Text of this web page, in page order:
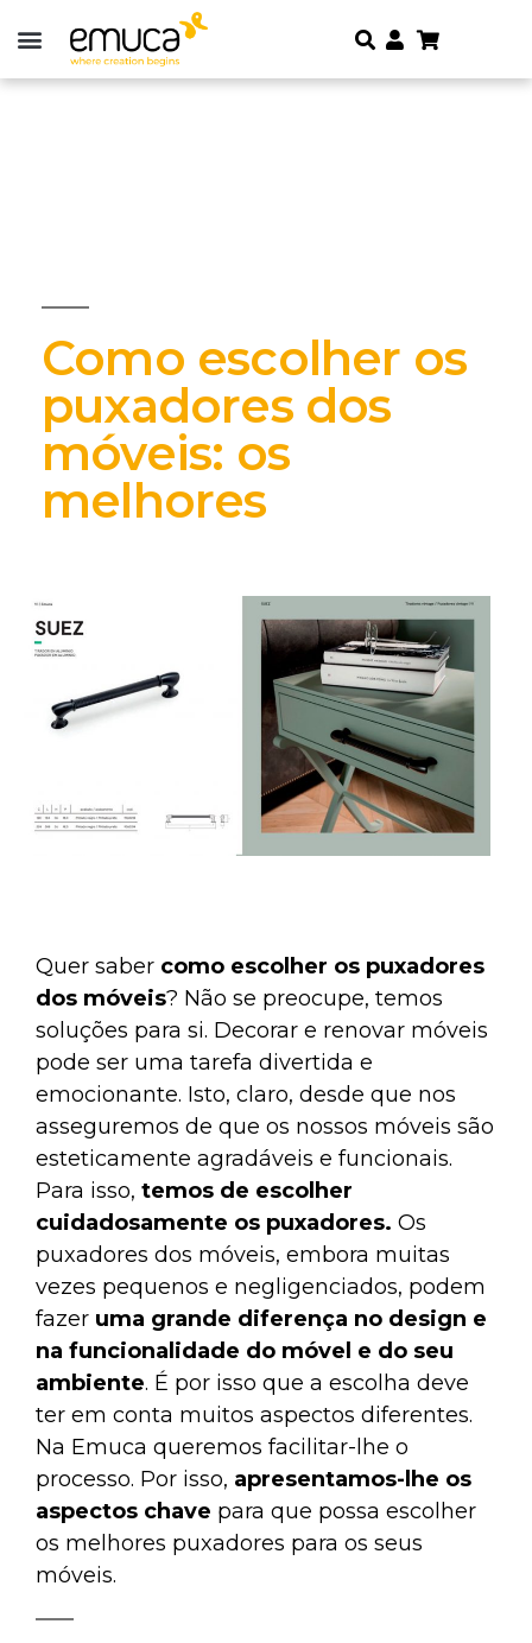
Como escolher os
puxadores dos
móveis: os
melhores
Quer saber como escolher os puxadores
dos móveis? Não se preocupe, temos
soluções para si. Decorar e renovar móveis
pode ser uma tarefa divertida e
emocionante. Isto, claro, desde que nos
asseguremos de que os nossos móveis são
esteticamente agradáveis e funcionais.
Para isso, temos de escolher
cuidadosamente os puxadores. Os
puxadores dos móveis, embora muitas
vezes pequenos e negligenciados, podem
fazer uma grande diferença no design e
na funcionalidade do móvel e do seu
ambiente. É por isso que a escolha deve
ter em conta muitos aspectos diferentes.
Na Emuca queremos facilitar-lhe o
processo. Por isso, apresentamos-lhe os
aspectos chave para que possa escolher
os melhores puxadores para os seus
móveis.